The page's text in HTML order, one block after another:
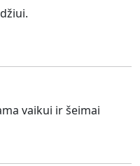
vaikui ir šeimai